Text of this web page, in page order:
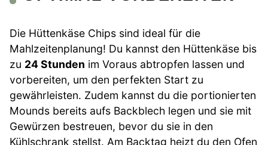
Die Hüttenkäse Chips sind ideal für die
Mahlzeitenplanung! Du kannst den Hüttenkäse bis
zu 24 Stunden im Voraus abtropfen lassen und
vorbereiten, um den perfekten Start zu
gewährleisten. Zudem kannst du die portionierten
Mounds bereits aufs Backblech legen und sie mit
Gewürzen bestreuen, bevor du sie in den
Kühlschrank stellst. Am Backtag heizt du den Ofen